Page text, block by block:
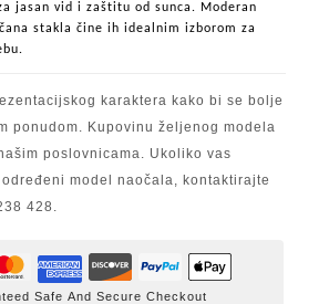
jasan vid i zaštitu od sunca. Moderan
stakla čine ih idealnim izborom za
karaktera kako bi se bolje
ponudom. Kupovinu željenog modela
poslovnicama. Ukoliko vas
model naočala, kontaktirajte
428.
Safe And Secure Checkout